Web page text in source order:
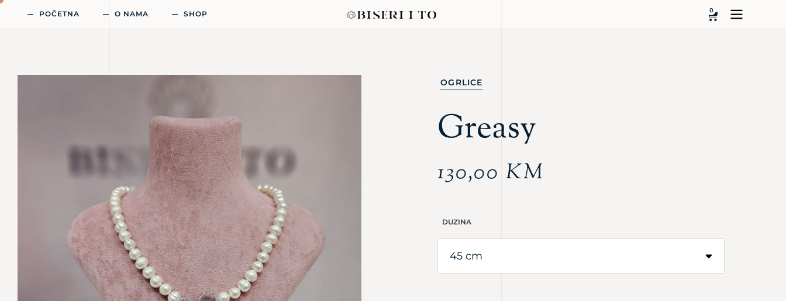
POČETNA O NAMA SHOP 0
OGRLICE
Greasy
130,00KM
DUZINA